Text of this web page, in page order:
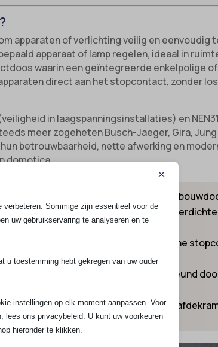
apparaten of verlichting veilig en eenvoudig
apparaat of lamp regelen, ideaal in
waarin een geïntegreerde enkelpolige
direct aan het stopcontact, zonder
in laagspanningsinstallaties) en
meer zogeheten Busch-Jaeger, Gira, Jung
betrouwbaarheid, nette afwerking en
domotica.
een stekkerpunt bedienen vanuit één
buiten. Uitgevoerd met
onafhankelijk te schakelen of het ene
trapopgangen of hallen, ondersteund
en renovaties met verschillende
×
Sommige zijn essentieel voor de
uw gebruikservaring te analyseren en te
u toestemming hebt gekregen van uw ouder
instellingen op elk moment aanpassen. Voor
lees ons privacybeleid. U kunt uw voorkeuren
hieronder te klikken.